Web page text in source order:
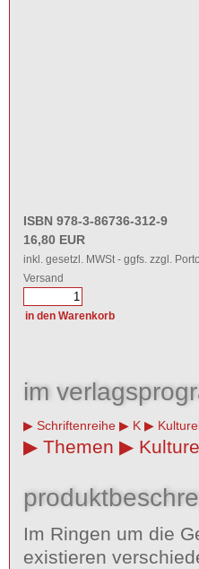
ISBN 978-3-86736-312-9
16,80 EUR
inkl. gesetzl. MWSt - ggfs. zzgl.
Versand
im
Schriftenreihe K
Themen
Im Ringen um die
existieren